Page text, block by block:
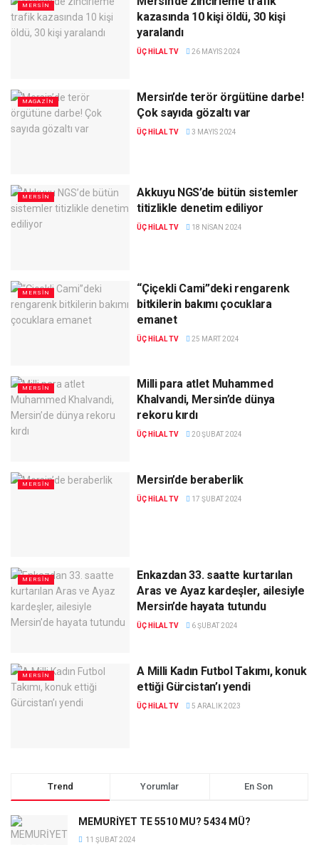
MERSIN
kazasında 10 kişi öldü, 30 kişi
yaralandı
ÜÇ HILAL TV 26 MAYIS 2024
MAGAZIN
Mersin’de terör örgütüne darbe!
Çok sayıda gözaltı var
ÜÇ HILAL TV 3 MAYIS 2024
MERSIN
Akkuyu NGS’de bütün sistemler
titizlikle denetim ediliyor
ÜÇ HILAL TV 18 NISAN 2024
MERSIN
“Çiçekli Cami”deki rengarenk
bitkilerin bakımı çocuklara
emanet
ÜÇ HILAL TV 25 MART 2024
MERSIN
Milli para atlet Muhammed
Khalvandi, Mersin’de dünya
rekoru kırdı
ÜÇ HILAL TV 20 ŞUBAT 2024
MERSIN Mersin’de beraberlik
ÜÇ HILAL TV 17 ŞUBAT 2024
MERSIN
Enkazdan 33. saatte kurtarılan
Aras ve Ayaz kardeşler, ailesiyle
Mersin’de hayata tutundu
ÜÇ HILAL TV 6 ŞUBAT 2024
MERSIN
A Milli Kadın Futbol Takımı, konuk
ettiği Gürcistan’ı yendi
ÜÇ HILAL TV 5 ARALIK 2023
Trend Yorumlar En Son
MEMURİYET TE 5510 MU? 5434 MÜ?
11 ŞUBAT 2024